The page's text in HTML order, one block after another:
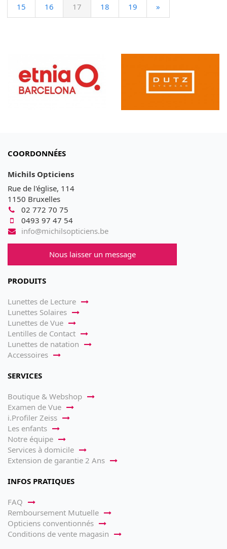
15 16 17 18 19 »
COORDONNÉES
Michils Opticiens
Rue de l'église, 114
1150 Bruxelles
02 772 70 75
0493 97 47 54
info@michilsopticiens.be
Nous laisser un message
PRODUITS
Lunettes de Lecture
Lunettes Solaires
Lunettes de Vue
Lentilles de Contact
Lunettes de natation
Accessoires
SERVICES
Boutique & Webshop
Examen de Vue
i.Profiler Zeiss
Les enfants
Notre équipe
Services à domicile
Extension de garantie 2 Ans
INFOS PRATIQUES
FAQ
Remboursement Mutuelle
Opticiens conventionnés
Conditions de vente magasin